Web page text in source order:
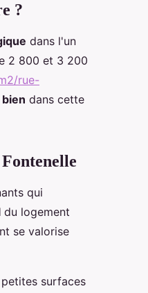
?
dans l'un
2 800 et 3 200
rue-
dans cette
qui
du logement
se valorise
surfaces